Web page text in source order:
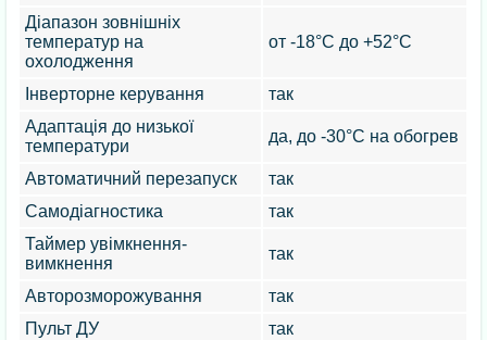
Діапазон зовнішніх
температур на
охолодження
от -18°С до +52°С
Інверторне керування
так
Адаптація до низької
температури
да, до -30°C на обогрев
Автоматичний перезапуск
так
Самодіагностика
так
Таймер увімкнення-
вимкнення
так
Авторозморожування
так
Пульт ДУ
так